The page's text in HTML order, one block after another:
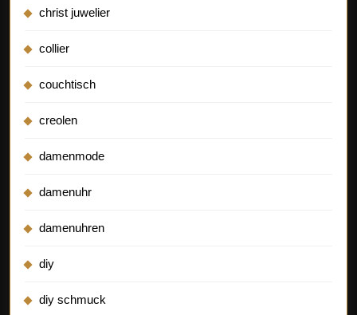
christ juwelier
collier
couchtisch
creolen
damenmode
damenuhr
damenuhren
diy
diy schmuck